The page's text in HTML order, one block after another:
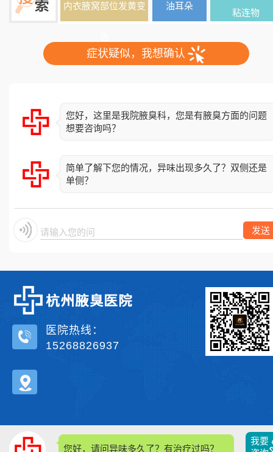
内衣腋窝部位发黄变 油耳朵
粘连物
症状疑似，我想确认
您好，这里是我院腋臭科，您是有腋臭方面的问题
想要咨询吗？
简单了解下您的情况，异味出现多久了？双侧还是
单侧？
请输入您的问题 发送
您好，请问异味多久了？有治疗过吗？
我要
医院热线：
15268826937